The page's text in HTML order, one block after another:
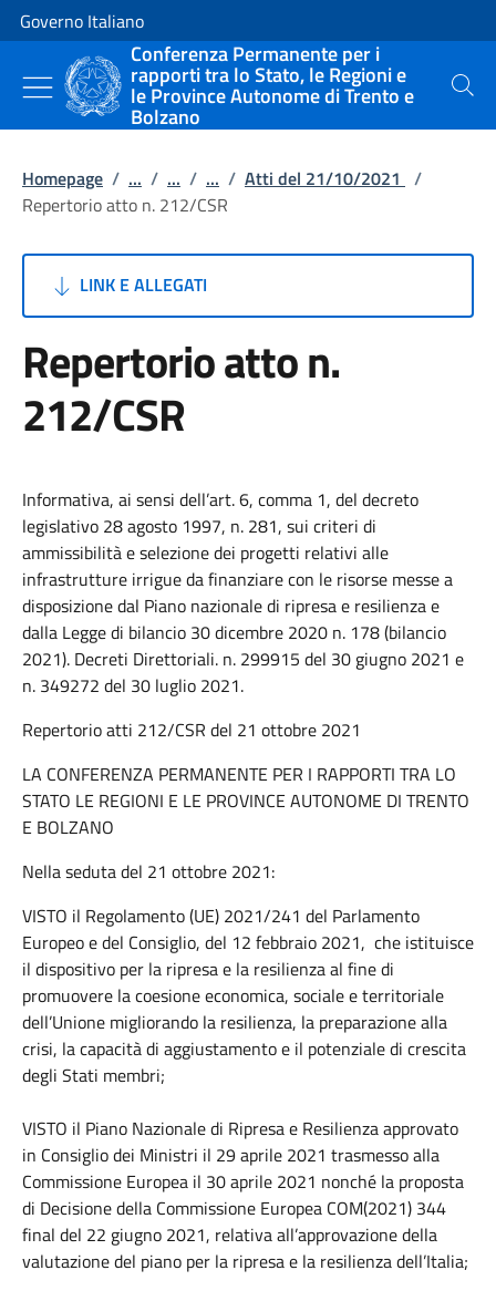
Vai al contenuto
Vai alla navigazione del sito
Governo Italiano
Conferenza Permanente per i
rapporti tra lo Stato, le Regioni e
le Province Autonome di Trento e
Bolzano
Cerca
Homepage / ... / ... / ... / Atti del 21/10/2021 /
Repertorio atto n. 212/CSR
LINK E ALLEGATI
Repertorio atto n.
212/CSR
Informativa, ai sensi dell’art. 6, comma 1, del decreto
legislativo 28 agosto 1997, n. 281, sui criteri di
ammissibilità e selezione dei progetti relativi alle
infrastrutture irrigue da finanziare con le risorse messe a
disposizione dal Piano nazionale di ripresa e resilienza e
dalla Legge di bilancio 30 dicembre 2020 n. 178 (bilancio
2021). Decreti Direttoriali. n. 299915 del 30 giugno 2021 e
n. 349272 del 30 luglio 2021.
Repertorio atti 212/CSR del 21 ottobre 2021
LA CONFERENZA PERMANENTE PER I RAPPORTI TRA LO
STATO LE REGIONI E LE PROVINCE AUTONOME DI TRENTO
E BOLZANO
Nella seduta del 21 ottobre 2021:
VISTO il Regolamento (UE) 2021/241 del Parlamento
Europeo e del Consiglio, del 12 febbraio 2021, che istituisce
il dispositivo per la ripresa e la resilienza al fine di
promuovere la coesione economica, sociale e territoriale
dell’Unione migliorando la resilienza, la preparazione alla
crisi, la capacità di aggiustamento e il potenziale di crescita
degli Stati membri;
VISTO il Piano Nazionale di Ripresa e Resilienza approvato
in Consiglio dei Ministri il 29 aprile 2021 trasmesso alla
Commissione Europea il 30 aprile 2021 nonché la proposta
di Decisione della Commissione Europea COM(2021) 344
final del 22 giugno 2021, relativa all’approvazione della
valutazione del piano per la ripresa e la resilienza dell’Italia;